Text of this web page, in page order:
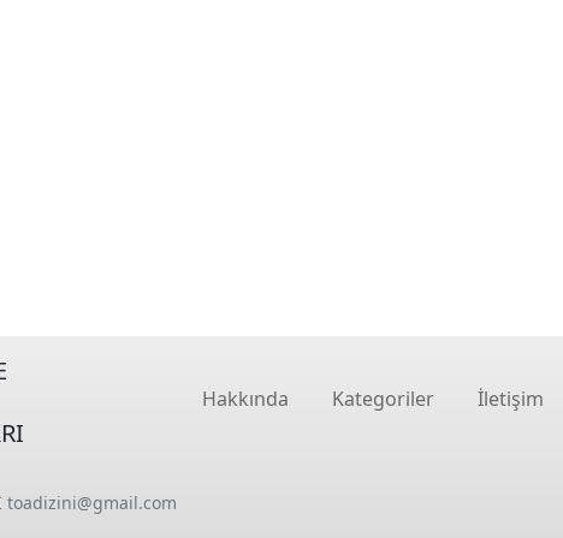
Hakkında Kategoriler İletişim